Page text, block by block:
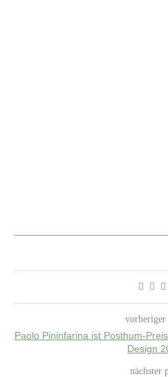
vorheriger
Paolo Pininfarina ist Posthum-
Design
nächster